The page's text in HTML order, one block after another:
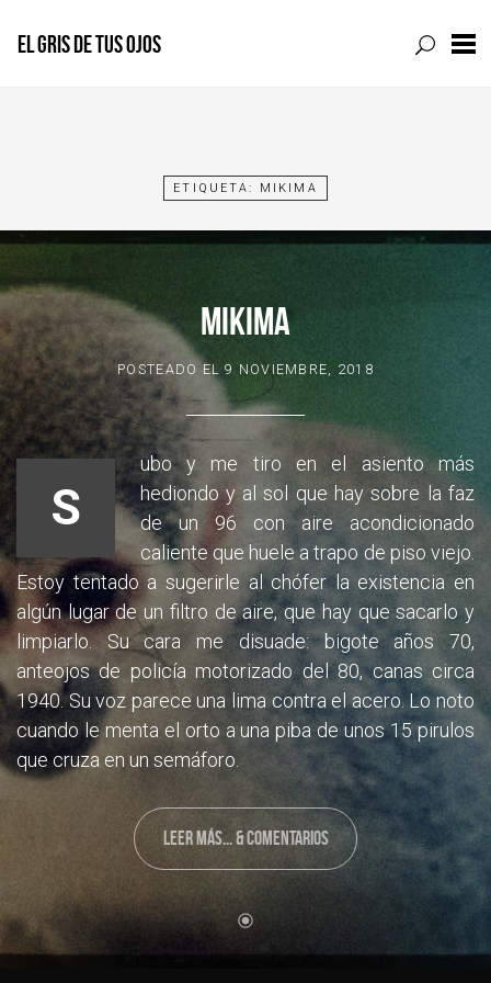
EL GRIS DE TUS OJOS
ETIQUETA: MIKIMA
MIKIMA
POSTEADO EL9 NOVIEMBRE, 2018
S
ubo y me tiro en el asiento más
hediondo y al sol que hay sobre la faz
de un 96 con aire acondicionado
caliente que huele a trapo de piso viejo.
Estoy tentado a sugerirle al chófer la existencia en
algún lugar de un filtro de aire, que hay que sacarlo y
limpiarlo. Su cara me disuade: bigote años 70,
anteojos de policía motorizado del 80, canas circa
1940. Su voz parece una lima contra el acero. Lo noto
cuando le menta el orto a una piba de unos 15 pirulos
que cruza en un semáforo.
LEER MÁS... & COMENTARIOS